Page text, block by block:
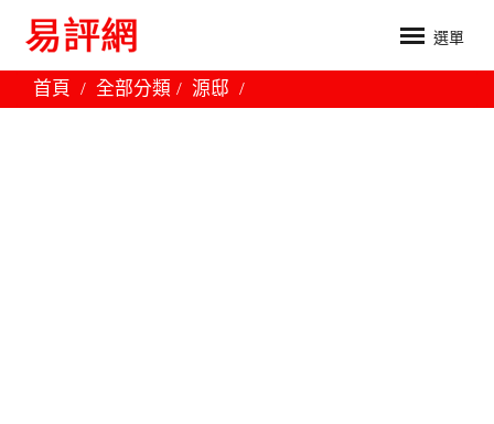
選單
首頁 全部分類 源邸